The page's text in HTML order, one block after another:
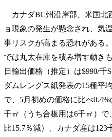
カナダBC州沿岸部、米国北
ョ現象の発生が懸念され、気
事リスクが高まる恐れがある
では丸太在庫を積み増す動き
日輸出価格（推定）は$990/千
ダムレングス紙発表の15種平
で、5月初めの価格に比べ
千㎥（うち合板用は6千㎥）で
比15.7％減）、カナダ産は123